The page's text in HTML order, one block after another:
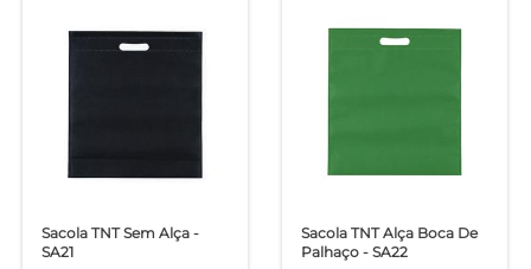
Sacola TNT Sem Alça -
SA21
Sacola TNT Alça Boca De
Palhaço - SA22